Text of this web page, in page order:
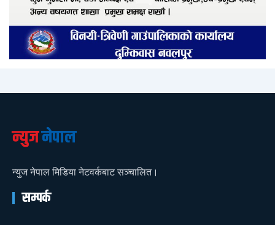
न्युजनेपाल
न्युज नेपाल मिडिया नेटवर्कबाट सञ्चालित।
सम्पर्क